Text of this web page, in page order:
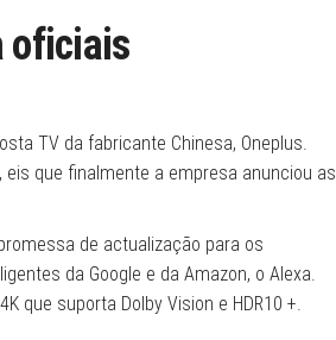
oficiais
TV da fabricante Chinesa, Oneplus.
, eis que finalmente a empresa anunciou as
de actualização para os
da Google e da Amazon, o Alexa.
que suporta Dolby Vision e HDR10 +.